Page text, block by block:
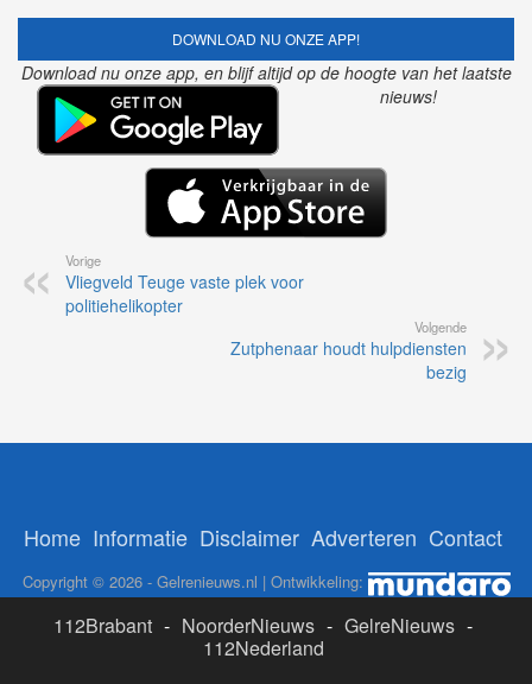
DOWNLOAD NU ONZE APP!
Download nu onze app, en blijf altijd op de hoogte van het laatste
nieuws!
Vorige
Vliegveld Teuge vaste plek voor
politiehelikopter
Volgende
Zutphenaar houdt hulpdiensten
bezig
Home Informatie Disclaimer Adverteren Contact
Copyright © 2026 - Gelrenieuws.nl | Ontwikkeling:
112Brabant - NoorderNieuws - GelreNieuws -
112Nederland